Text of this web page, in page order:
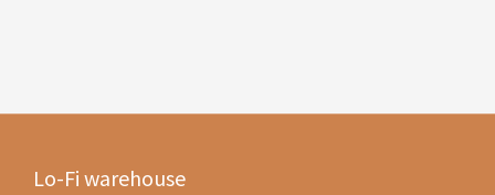
Lo-Fi warehouse